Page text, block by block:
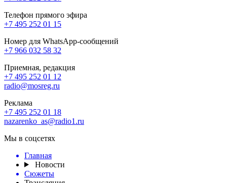
Телефон прямого эфира
+7 495 252 01 15
Номер для WhatsApp-сообщений
+7 966 032 58 32
Приемная, редакция
+7 495 252 01 12
radio@mosreg.ru
Реклама
+7 495 252 01 18
nazarenko_as@radio1.ru
Мы в соцсетях
Главная
Новости
Сюжеты